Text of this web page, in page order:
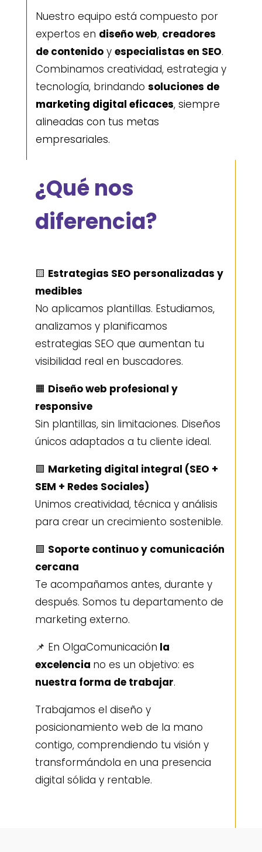
Nuestro equipo está compuesto por
expertos en diseño web, creadores
de contenidoy especialistas en SEO.
Combinamos creatividad, estrategia y
tecnología, brindando soluciones de
marketing digital eficaces, siempre
alineadas con tus metas
empresariales.
¿Qué nos
diferencia?
🟨 Estrategias SEO personalizadas y
medibles
No aplicamos plantillas. Estudiamos,
analizamos y planificamos
estrategias SEO que aumentan tu
visibilidad real en buscadores.
🟧 Diseño web profesional y
responsive
Sin plantillas, sin limitaciones. Diseños
únicos adaptados a tu cliente ideal.
🟪 Marketing digital integral (SEO +
SEM + Redes Sociales)
Unimos creatividad, técnica y análisis
para crear un crecimiento sostenible.
🟩 Soporte continuo y comunicación
cercana
Te acompañamos antes, durante y
después. Somos tu departamento de
marketing externo.
📌 En OlgaComunicación la
excelencia no es un objetivo: es
nuestra forma de trabajar.
Trabajamos el diseño y
posicionamiento web de la mano
contigo, comprendiendo tu visión y
transformándola en una presencia
digital sólida y rentable.